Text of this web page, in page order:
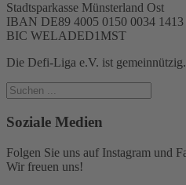
Stadtsparkasse Münsterland Ost
IBAN DE89 4005 0150 0034 1413
BIC WELADED1MST
Die Defi-Liga e.V. ist gemeinnützig.
Soziale Medien
Folgen Sie uns auf Instagram und
Wir freuen uns!